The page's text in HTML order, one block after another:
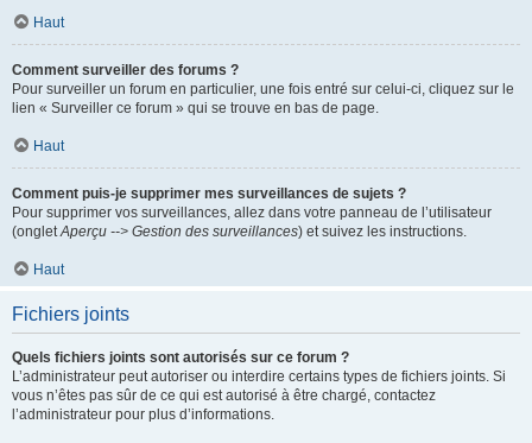
Haut
Comment surveiller des forums ?
Pour surveiller un forum en particulier, une fois entré sur celui-ci, cliquez sur le
lien « Surveiller ce forum » qui se trouve en bas de page.
Haut
Comment puis-je supprimer mes surveillances de sujets ?
Pour supprimer vos surveillances, allez dans votre panneau de l’utilisateur
(ongletAperçu --> Gestion des surveillances) et suivez les instructions.
Haut
Fichiers joints
Quels fichiers joints sont autorisés sur ce forum ?
L’administrateur peut autoriser ou interdire certains types de fichiers joints. Si
vous n’êtes pas sûr de ce qui est autorisé à être chargé, contactez
l’administrateur pour plus d’informations.